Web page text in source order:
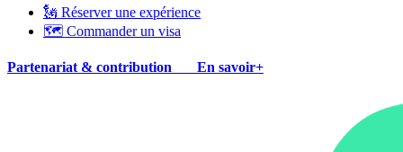
🗽 Réserver une expérience
🗺 Commander un visa
Partenariat & contribution En savoir+